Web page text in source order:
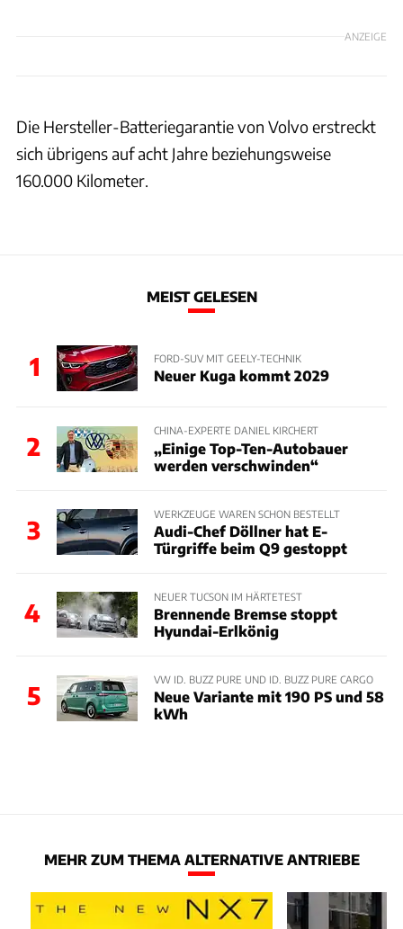
ANZEIGE
Die Hersteller-Batteriegarantie von Volvo erstreckt
sich übrigens auf acht Jahre beziehungsweise
160.000 Kilometer.
MEIST GELESEN
1 FORD-SUV MIT GEELY-TECHNIK
Neuer Kuga kommt 2029
2
CHINA-EXPERTE DANIEL KIRCHERT
„Einige Top-Ten-Autobauer
werden verschwinden“
3
WERKZEUGE WAREN SCHON BESTELLT
Audi-Chef Döllner hat E-
Türgriffe beim Q9 gestoppt
4
NEUER TUCSON IM HÄRTETEST
Brennende Bremse stoppt
Hyundai-Erlkönig
5
VW ID. BUZZ PURE UND ID. BUZZ PURE CARGO
Neue Variante mit 190 PS und 58
kWh
MEHR ZUM THEMA ALTERNATIVE ANTRIEBE